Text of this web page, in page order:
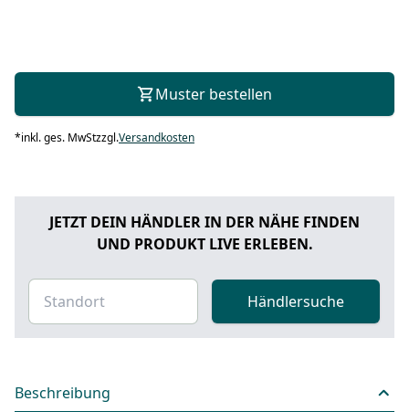
Muster bestellen
*inkl. ges. MwStzzgl.Versandkosten
JETZT DEIN HÄNDLER IN DER NÄHE FINDEN
UND PRODUKT LIVE ERLEBEN.
Händlersuche
Beschreibung